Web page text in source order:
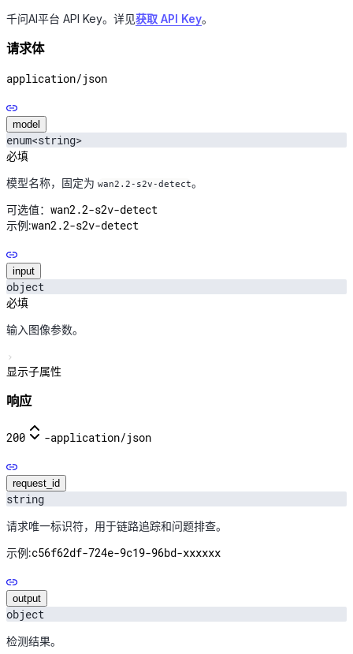
千问AI平台 API Key。详见获取 API Key。
请求体
application/json
model
enum<string>
必填
模型名称，固定为 wan2.2-s2v-detect。
可选值： wan2.2-s2v-detect
示例:wan2.2-s2v-detect
input
object
必填
输入图像参数。
显示子属性
响应
200 -application/json
request_id
string
请求唯一标识符，用于链路追踪和问题排查。
示例:c56f62df-724e-9c19-96bd-xxxxxx
output
object
检测结果。